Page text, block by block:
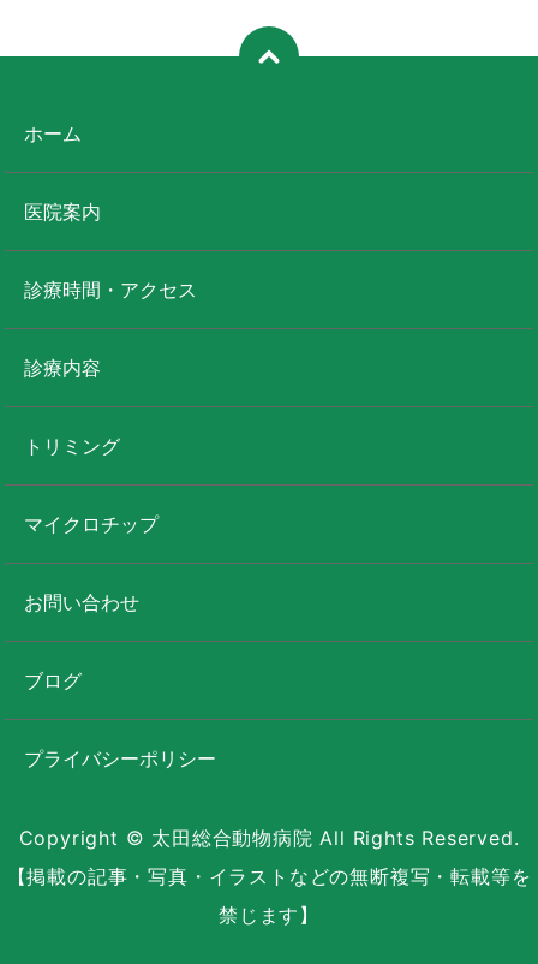
ホーム
医院案内
診療時間・アクセス
診療内容
トリミング
マイクロチップ
お問い合わせ
ブログ
プライバシーポリシー
Copyright © 太田総合動物病院 All Rights Reserved.
【掲載の記事・写真・イラストなどの無断複写・転載等を
禁じます】